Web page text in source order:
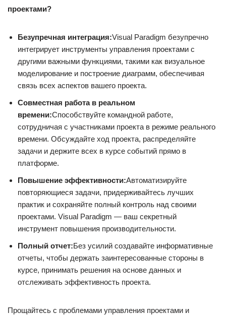
проектами?
Безупречная интеграция:Visual Paradigm безупречно
интегрирует инструменты управления проектами с
другими важными функциями, такими как визуальное
моделирование и построение диаграмм, обеспечивая
связь всех аспектов вашего проекта.
Совместная работа в реальном
времени:Способствуйте командной работе,
сотрудничая с участниками проекта в режиме реального
времени. Обсуждайте ход проекта, распределяйте
задачи и держите всех в курсе событий прямо в
платформе.
Повышение эффективности:Автоматизируйте
повторяющиеся задачи, придерживайтесь лучших
практик и сохраняйте полный контроль над своими
проектами. Visual Paradigm — ваш секретный
инструмент повышения производительности.
Полный отчет:Без усилий создавайте информативные
отчеты, чтобы держать заинтересованные стороны в
курсе, принимать решения на основе данных и
отслеживать эффективность проекта.
Прощайтесь с проблемами управления проектами и